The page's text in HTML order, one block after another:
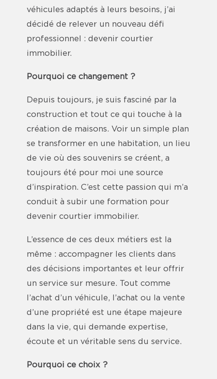
véhicules adaptés à leurs besoins, j’ai
décidé de relever un nouveau défi
professionnel : devenir courtier
immobilier.
Pourquoi ce changement ?
Depuis toujours, je suis fasciné par la
construction et tout ce qui touche à la
création de maisons. Voir un simple plan
se transformer en une habitation, un lieu
de vie où des souvenirs se créent, a
toujours été pour moi une source
d’inspiration. C’est cette passion qui m’a
conduit à subir une formation pour
devenir courtier immobilier.
L’essence de ces deux métiers est la
même : accompagner les clients dans
des décisions importantes et leur offrir
un service sur mesure. Tout comme
l’achat d’un véhicule, l’achat ou la vente
d’une propriété est une étape majeure
dans la vie, qui demande expertise,
écoute et un véritable sens du service.
Pourquoi ce choix ?